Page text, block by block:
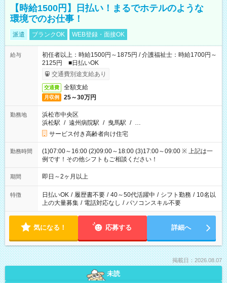
【時給1500円】日払い！まるでホテルのような
環境でのお仕事！
派遣 ブランクOK WEB登録・面接OK
給与
初任者以上：時給1500円～1875円 / 介護福祉士：時給1700円～
2125円 ■日払いOK
交通費別途支給あり
交通費 全額支給
月収例 25～30万円
勤務地
浜松市中央区
浜松駅 / 遠州病院駅 / 曳馬駅 / …
サービス付き高齢者向け住宅
勤務時間
(1)07:00～16:00 (2)09:00～18:00 (3)17:00～09:00 ※ 上記は一
例です！その他シフトもご相談ください！
期間 即日～2ヶ月以上
特徴 日払いOK / 履歴書不要 / 40～50代活躍中 / シフト勤務 / 10名以
上の大量募集 / 電話対応なし / パソコンスキル不要
気になる！ 応募する 詳細へ
掲載日：2026.08.07
未読